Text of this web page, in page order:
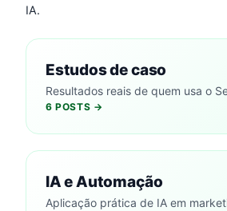
IA.
Estudos de caso
Resultados reais de quem usa o
6 POSTS →
IA e Automação
Aplicação prática de IA em